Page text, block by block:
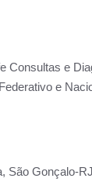
Consultas e
e
São Gonçalo-RJ